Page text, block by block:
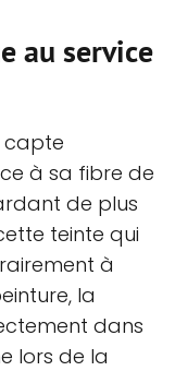
au service
capte
à sa fibre de
de plus
teinte qui
à
la
dans
lors de la